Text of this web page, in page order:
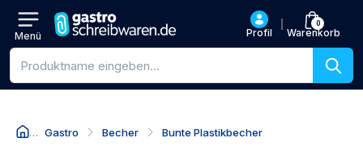
Menü Profil
0
Warenkorb
Produktsuche
Gastro Becher Bunte Plastikbecher